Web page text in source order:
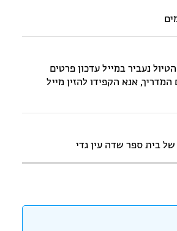
נעביר במייל עדכון פרטים
אנא הקפידו להזין מייל
בית ספר שדה עין גדי